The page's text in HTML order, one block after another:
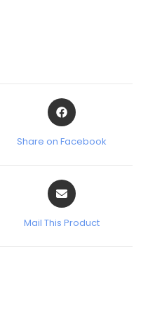
Share on Facebook
Mail This Product